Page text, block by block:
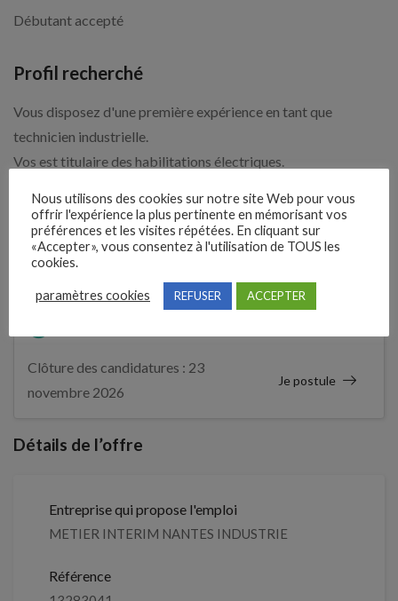
Débutant accepté
Profil recherché
Vous disposez d'une première expérience en tant que
technicien industrielle.
Vos est titulaire des habilitations électriques.
automatisme et programmation ?
N'hésitez pas à postuler !
Clôture des candidatures : 23
novembre 2026
Je postule
Détails de l’offre
Entreprise qui propose l'emploi
METIER INTERIM NANTES INDUSTRIE
Référence
Nous utilisons des cookies sur notre site Web pour vous
offrir l'expérience la plus pertinente en mémorisant vos
préférences et les visites répétées. En cliquant sur
«Accepter», vous consentez à l'utilisation de TOUS les
cookies.
paramètres cookies REFUSER ACCEPTER